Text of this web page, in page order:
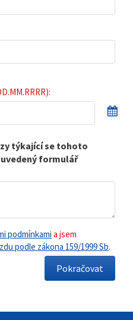
týkající se tohoto
formulář
podmínkami a jsem
podle zákona 159/1999 Sb.